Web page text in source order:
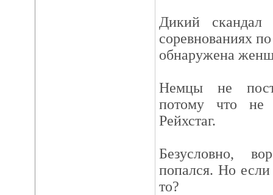
Дикий
соревнованиях
обнаружена
Немцы не
потому что не
Рейхстаг.
Безусловно,
попался. Но
то?